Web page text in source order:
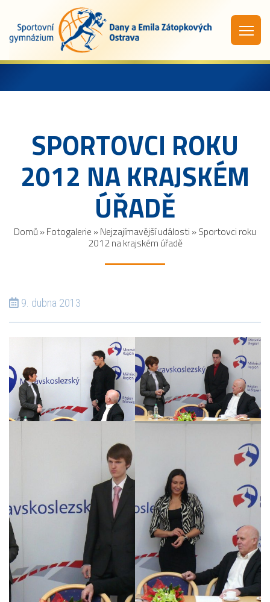
SPORTOVCI ROKU
2012 NA KRAJSKÉM
ÚŘADĚ
Domů »Fotogalerie »Nejzajímavější události »Sportovci roku
2012 na krajském úřadě
9. dubna 2013